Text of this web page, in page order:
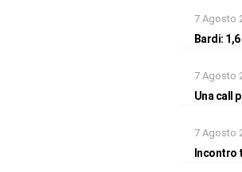
7 Agosto
Bardi:
7 Agosto
Una call
7 Agosto
Incontro